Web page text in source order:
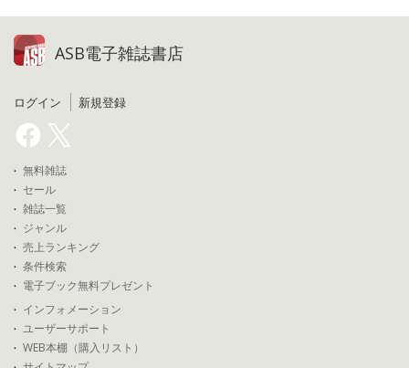
ASB電子雑誌書店
ログイン 新規登録
無料雑誌
セール
雑誌一覧
ジャンル
売上ランキング
条件検索
電子ブック無料プレゼント
インフォメーション
ユーザーサポート
WEB本棚（購入リスト）